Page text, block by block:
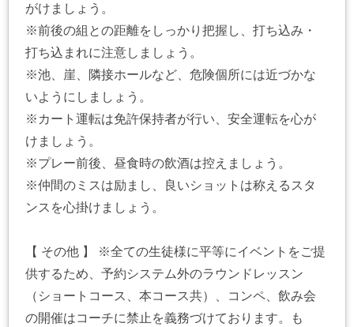
がけましょう。
※前後の組との距離をしっかり把握し、打ち込み・
打ち込まれに注意しましょう。
※池、崖、隣接ホールなど、危険個所には近づかな
いようにしましょう。
※カート運転は免許保持者が行い、安全運転を心が
けましょう。
※プレー前後、昼食時の飲酒は控えましょう。
※仲間のミスは励まし、良いショットは称えるスタ
ンスを心掛けましょう。
【 その他 】 ※全ての生徒様に平等にイベントをご提
供するため、予約システム外のラウンドレッスン
（ショートコース、本コース共）、コンペ、飲み会
の開催はコーチに禁止を義務づけております。も